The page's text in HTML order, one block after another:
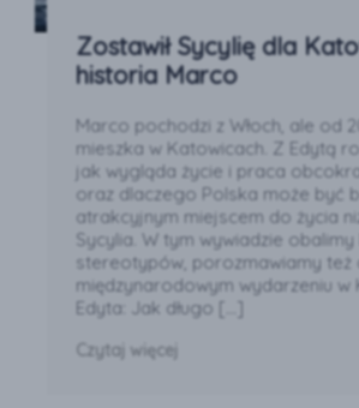
Zostawił Sycylię dla
historia Marco
Marco pochodzi z Włoch, ale od
mieszka w Katowicach. Z Edytą
jak wygląda życie i praca
oraz dlaczego Polska może być
atrakcyjnym miejscem do życia
Sycylia. W tym wywiadzie obalimy
stereotypów, porozmawiamy też
międzynarodowym wydarzeniu w
Edyta: Jak długo […]
Czytaj więcej